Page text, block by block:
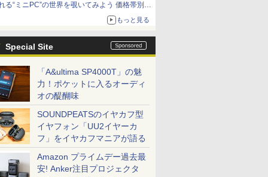
る“ミニPC”の世界を覗いてみよう 価格帯別に
様や特徴を整理、11製品をピックアップ text
もっと見る
Special Site
「A&ultima SP4000T」の魅
力！ポケットに入るオーディ
オの醍醐味
SOUNDPEATSのイヤカフ型
イヤフォン「UU2イヤーカ
フ」をイヤカフマニアが語る
Amazon プライムデー過去最
安! Anker注目プロジェクタ